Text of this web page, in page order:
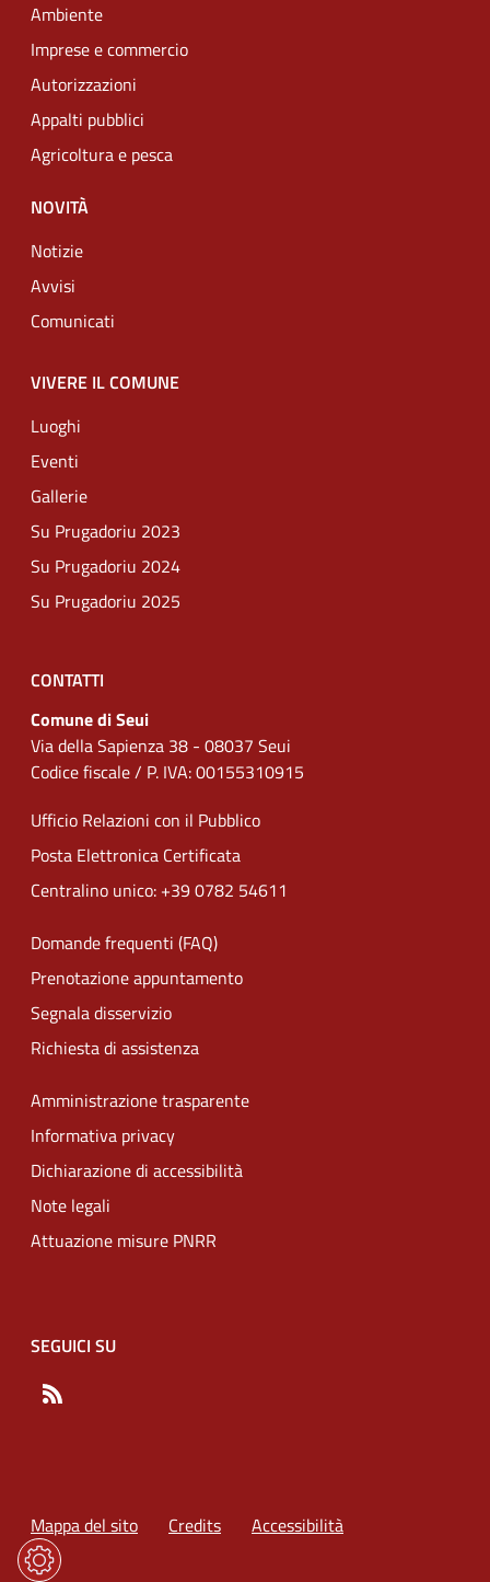
Ambiente
Imprese e commercio
Autorizzazioni
Appalti pubblici
Agricoltura e pesca
NOVITÀ
Notizie
Avvisi
Comunicati
VIVERE IL COMUNE
Luoghi
Eventi
Gallerie
Su Prugadoriu 2023
Su Prugadoriu 2024
Su Prugadoriu 2025
CONTATTI
Comune di Seui
Via della Sapienza 38 - 08037 Seui
Codice fiscale / P. IVA: 00155310915
Ufficio Relazioni con il Pubblico
Posta Elettronica Certificata
Centralino unico: +39 0782 54611
Domande frequenti (FAQ)
Prenotazione appuntamento
Segnala disservizio
Richiesta di assistenza
Amministrazione trasparente
Informativa privacy
Dichiarazione di accessibilità
Note legali
Attuazione misure PNRR
SEGUICI SU
Mappa del sito Credits Accessibilità